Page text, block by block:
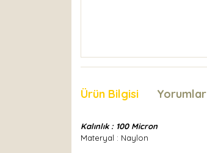
Ürün Bilgisi Yorumlar
Kalınlık : 100 Micron
Materyal : Naylon